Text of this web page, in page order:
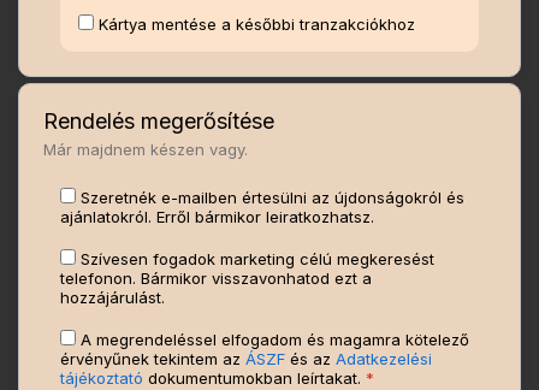
Kártya mentése a későbbi tranzakciókhoz
Rendelés megerősítése
Már majdnem készen vagy.
Szeretnék e-mailben értesülni az újdonságokról és
ajánlatokról. Erről bármikor leiratkozhatsz.
Szívesen fogadok marketing célú megkeresést
telefonon. Bármikor visszavonhatod ezt a
hozzájárulást.
A megrendeléssel elfogadom és magamra kötelező
érvényűnek tekintem azÁSZF és azAdatkezelési
tájékoztató dokumentumokban leírtakat. *